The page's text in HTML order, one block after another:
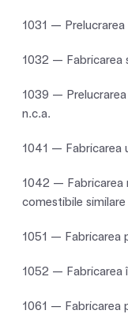
1031 —
1032 — Fabricarea
1039 —
n.c.a.
1041 — Fabricarea
1042 — Fabricarea
comestibile similare
1051 — Fabricarea
1052 — Fabricarea
1061 — Fabricarea